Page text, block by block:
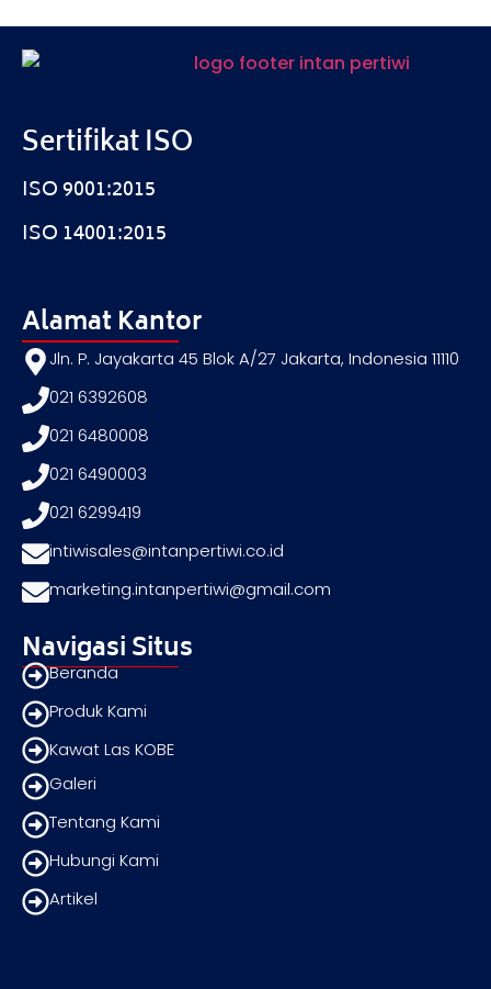
Sertifikat ISO
ISO 9001:2015
ISO 14001:2015
Alamat Kantor
Jln. P. Jayakarta 45 Blok A/27 Jakarta, Indonesia 11110
021 6392608
021 6480008
021 6490003
021 6299419
intiwisales@intanpertiwi.co.id
marketing.intanpertiwi@gmail.com
Navigasi Situs
Beranda
Produk Kami
Kawat Las KOBE
Galeri
Tentang Kami
Hubungi Kami
Artikel